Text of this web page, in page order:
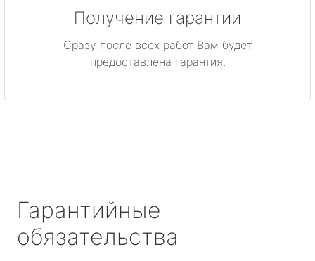
Получение гарантии
Сразу после всех работ Вам будет
предоставлена гарантия.
Гарантийные
обязательства